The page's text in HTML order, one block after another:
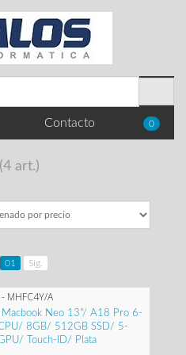
Contacto 0
(4 art.)
01 Sig.
- MHFC4Y/A
Neo 13"/ A18 Pro 6-
8GB/ 512GB SSD/ 5-
Touch-ID/ Plata